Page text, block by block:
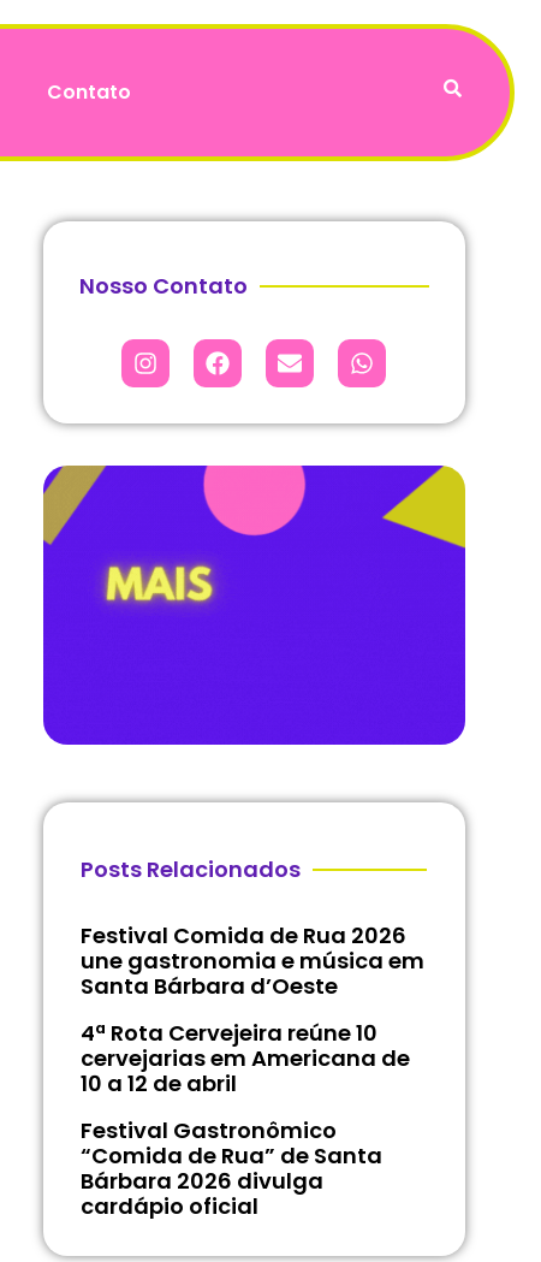
Contato
Nosso Contato
Posts Relacionados
Festival Comida de Rua 2026
une gastronomia e música em
Santa Bárbara d’Oeste
4ª Rota Cervejeira reúne 10
cervejarias em Americana de
10 a 12 de abril
Festival Gastronômico
“Comida de Rua” de Santa
Bárbara 2026 divulga
cardápio oficial